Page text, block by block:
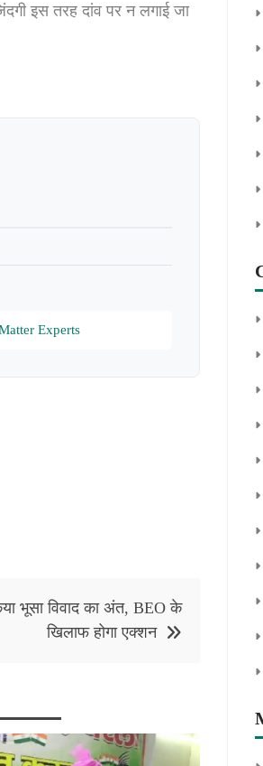
इस तरह दांव पर न लगाई जा
Experts
भूसा विवाद का अंत, BEO के
खिलाफ होगा एक्शन